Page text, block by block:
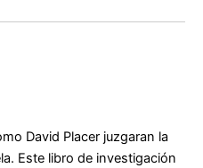
David Placer juzgaran la
Este libro de investigación